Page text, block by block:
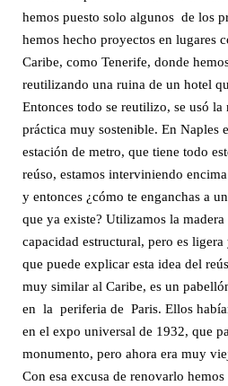
hemos puesto solo algunos de los
hemos hecho proyectos en lugares
Caribe, como Tenerife, donde
reutilizando una ruina de un hotel
Entonces todo se reutilizo, se usó la
práctica muy sostenible. En Naples
estación de metro, que tiene todo
reúso, estamos interviniendo
y entonces ¿cómo te enganchas a
que ya existe? Utilizamos la madera
capacidad estructural, pero es
que puede explicar esta idea del
muy similar al Caribe, es un
en la periferia de Paris. Ellos
en el expo universal de 1932, que
monumento, pero ahora era muy
Con esa excusa de renovarlo